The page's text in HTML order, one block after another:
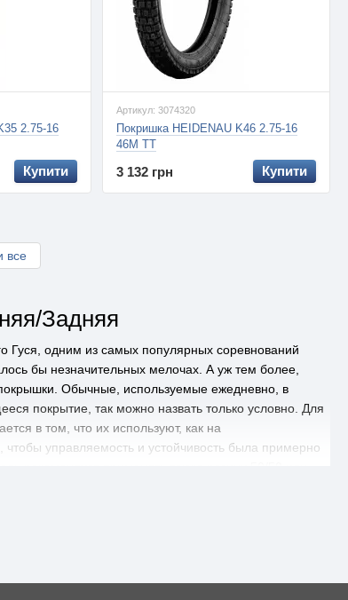
Задняя
Гуся, одним из самых популярных соревнований
бы незначительных мелочах. А уж тем более,
Обычные, используемые ежедневно, в
покрытие, так можно назвать только условно. Для
в том, что их используют, как на
управляемость и устойчивость была примерно
2.75-16
Купити
Артикул: 3074320
Покришка HEIDENAU K46 2.75-16
46M TT
3 132 грн Купити
все